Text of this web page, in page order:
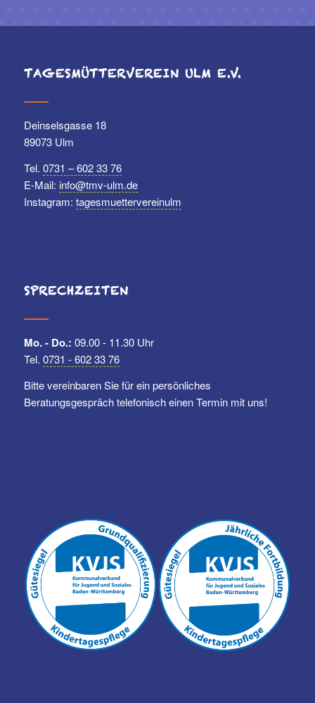
TAGESMÜTTERVEREIN ULM E.V.
Deinselsgasse 18
89073 Ulm
Tel. 0731 – 602 33 76
E-Mail: info@tmv-ulm.de
Instagram: tagesmuettervereinulm
SPRECHZEITEN
Mo. - Do.: 09.00 - 11.30 Uhr
Tel. 0731 - 602 33 76
Bitte vereinbaren Sie für ein persönliches
Beratungsgespräch telefonisch einen Termin mit uns!